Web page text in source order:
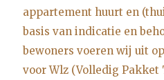
appartement huurt en
basis van indicatie en
bewoners voeren wij uit
voor Wlz (Volledig Pakket